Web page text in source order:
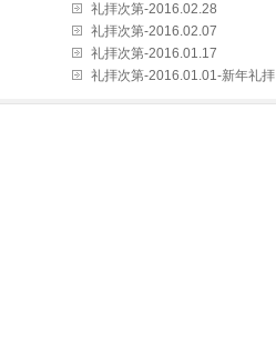
礼拝次第-2016.02.28
礼拝次第-2016.02.07
礼拝次第-2016.01.17
礼拝次第-2016.01.01-新年礼拝